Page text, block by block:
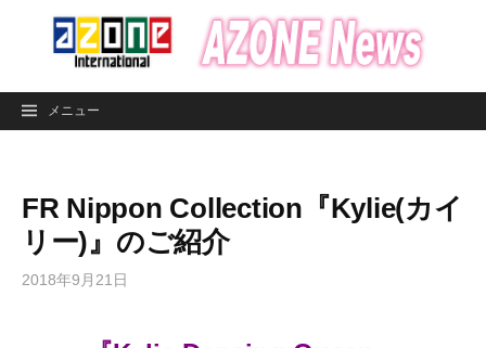
ン
メニュー
FR Nippon Collection『Kylie(カイ
リー)』のご紹介
2018年9月21日